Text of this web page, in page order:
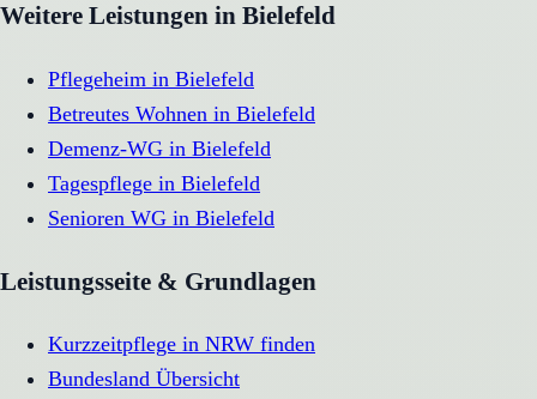
Weitere Leistungen in Bielefeld
Pflegeheim in Bielefeld
Betreutes Wohnen in Bielefeld
Demenz-WG in Bielefeld
Tagespflege in Bielefeld
Senioren WG in Bielefeld
Leistungsseite & Grundlagen
Kurzzeitpflege in NRW finden
Bundesland Übersicht